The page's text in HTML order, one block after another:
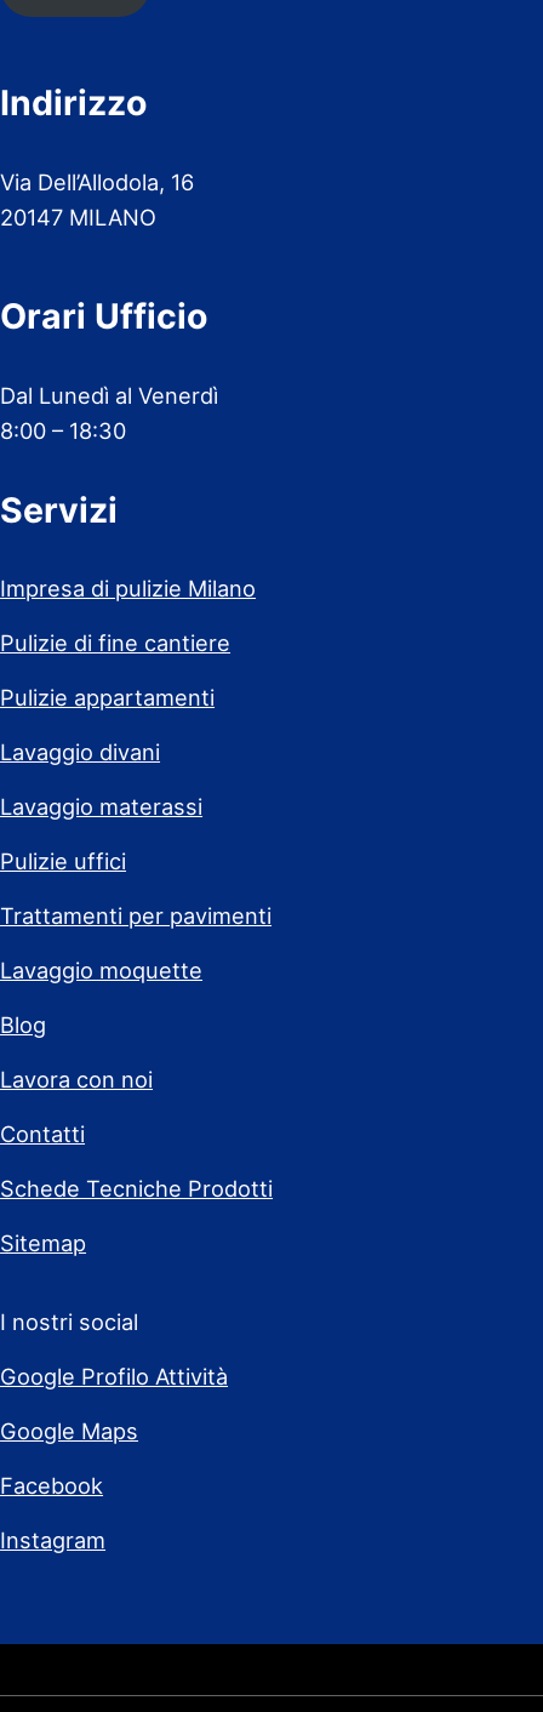
Indirizzo
Via Dell’Allodola, 16
20147 MILANO
Orari Ufficio
Dal Lunedì al Venerdì
8:00 – 18:30
Servizi
Impresa di pulizie Milano
Pulizie di fine cantiere
Pulizie appartamenti
Lavaggio divani
Lavaggio materassi
Pulizie uffici
Trattamenti per pavimenti
Lavaggio moquette
Blog
Lavora con noi
Contatti
Schede Tecniche Prodotti
Sitemap
I nostri social
Google Profilo Attività
Google Maps
Facebook
Instagram